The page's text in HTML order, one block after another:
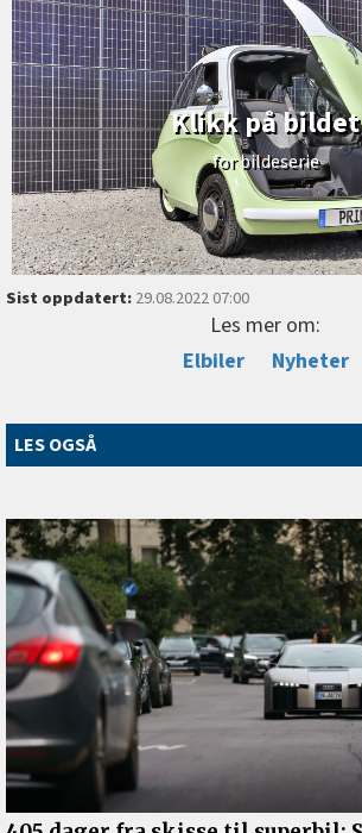
Klikk på bildet
for bildeserie
Sist oppdatert:29.08.2022 07:00
Les mer om:
Elbiler
Nyheter
LES OGSÅ